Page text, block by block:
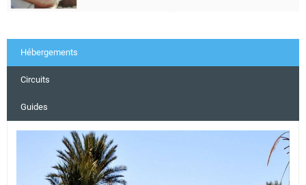
Hébergements
Circuits
Guides